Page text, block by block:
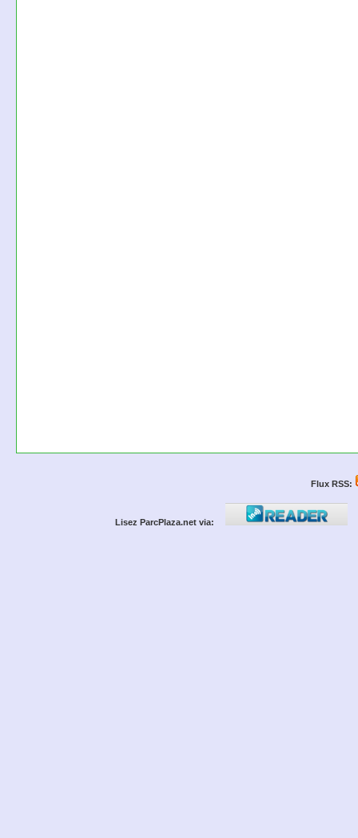
Flux RSS:
Lisez ParcPlaza.net via: